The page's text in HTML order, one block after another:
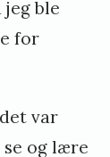
ble
for
var
se og lære